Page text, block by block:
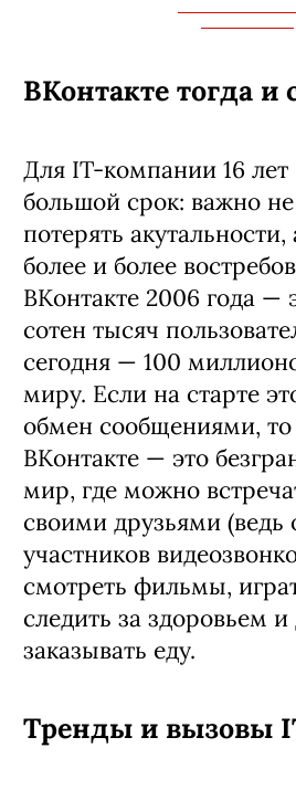
ВКонтакте тогда и
Для IT-компании 16
большой срок: важно
потерять
более и более
ВКонтакте 2006 года —
сотен тысяч
сегодня — 100
миру. Если на старте
обмен сообщениями, то
ВКонтакте — это
мир, где можно
своими друзьями (ведь
участников
смотреть фильмы,
следить за здоровьем
заказывать еду.
Тренды и вызовы